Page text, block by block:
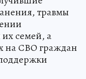
травмы
семей, а
на СВО граждан